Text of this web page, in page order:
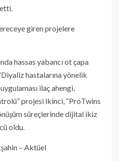
giren projelere
hassas yabancı ot çapa
hastalarına yönelik
ilaç ahengi,
projesi ikinci, “ProTwins
süreçlerinde dijital ikiz
oldu.
– Aktüel